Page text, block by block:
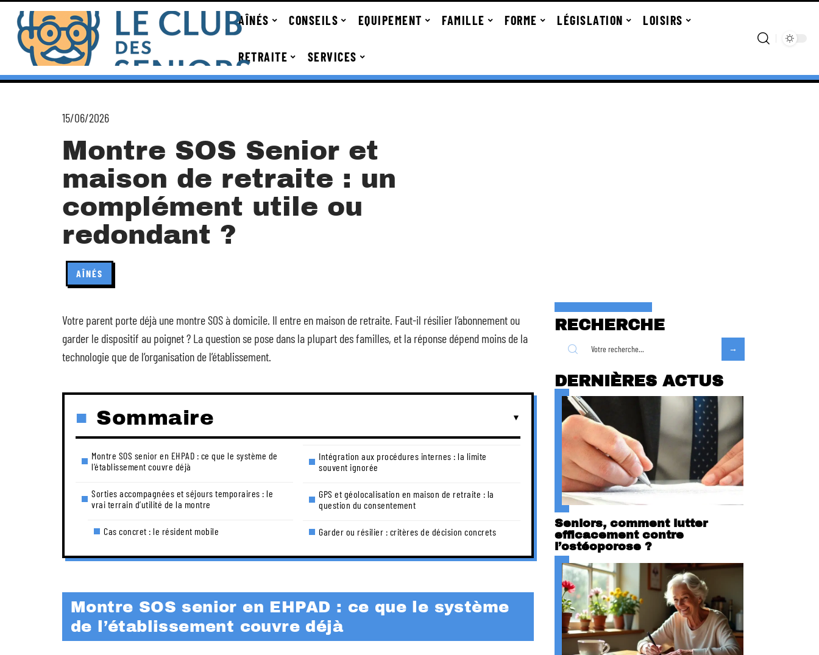
AÎNÉS CONSEILS EQUIPEMENT FAMILLE FORME LÉGISLATION LOISIRS
RETRAITE SERVICES
15/06/2026
Montre SOS Senior et
maison de retraite : un
complément utile ou
redondant ?
AÎNÉS
Votre parent porte déjà une montre SOS à domicile. Il entre en maison de retraite. Faut-il résilier l’abonnement ou
garder le dispositif au poignet ? La question se pose dans la plupart des familles, et la réponse dépend moins de la
technologie que de l’organisation de l’établissement.
Sommaire
Montre SOS senior en EHPAD : ce que le système de
l’établissement couvre déjà
Sorties accompagnées et séjours temporaires : le
vrai terrain d’utilité de la montre
Cas concret : le résident mobile
Intégration aux procédures internes : la limite
souvent ignorée
GPS et géolocalisation en maison de retraite : la
question du consentement
Garder ou résilier : critères de décision concrets
Montre SOS senior en EHPAD : ce que le système
de l’établissement couvre déjà
RECHERCHE
DERNIÈRES ACTUS
Seniors, comment lutter
efficacement contre
l’ostéoporose ?